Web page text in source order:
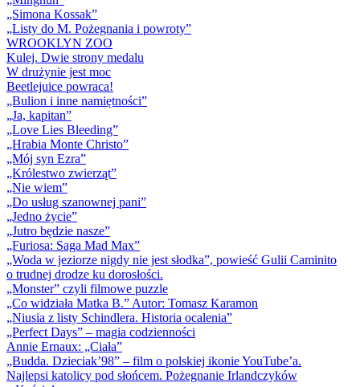
„Simona Kossak”
„Listy do M. Pożegnania i powroty”
WROOKLYN ZOO
Kulej. Dwie strony medalu
W drużynie jest moc
Beetlejuice powraca!
„Bulion i inne namiętności”
„Ja, kapitan”
„Love Lies Bleeding”
„Hrabia Monte Christo”
„Mój syn Ezra”
„Królestwo zwierząt”
„Nie wiem”
„Do usług szanownej pani”
„Jedno życie”
„Jutro będzie nasze”
„Furiosa: Saga Mad Max”
„Woda w jeziorze nigdy nie jest słodka”, powieść Gulii Caminito
o trudnej drodze ku dorosłości.
„Monster” czyli filmowe puzzle
„Co widziała Matka B.” Autor: Tomasz Karamon
„Niusia z listy Schindlera. Historia ocalenia”
„Perfect Days” – magia codzienności
Annie Ernaux: „Ciała”
„Budda. Dzieciak’98” – film o polskiej ikonie YouTube’a.
Najlepsi katolicy pod słońcem. Pożegnanie Irlandczyków